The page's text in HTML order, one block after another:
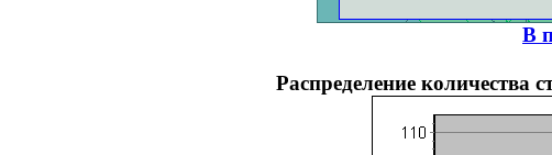
В
Распределение количества